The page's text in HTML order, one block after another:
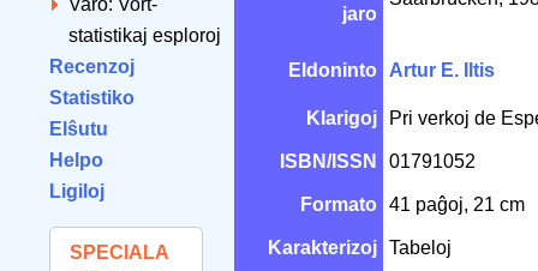
Varo: Vort-
statistikaj esploroj
Recenzoj
Statistiko
Elŝutu
Helpo
Ligiloj
SPECIALA
jaro
Eldoninto Artur E. Iltis
Klarigoj Pri verkoj de
ISBN/ISSN 01791052
Formato 41 paĝoj, 21 cm
Karakterizoj Tabeloj